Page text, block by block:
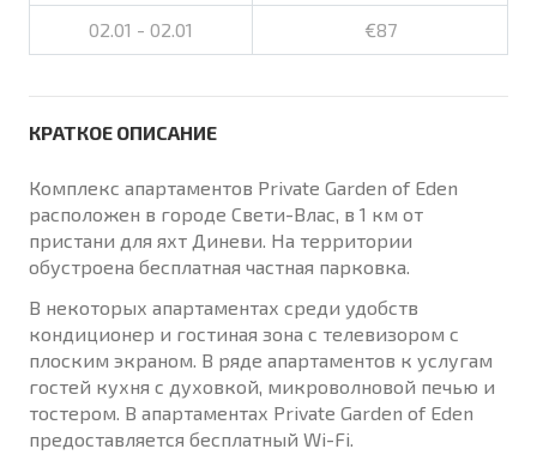
02.01 - 02.01 €87
КРАТКОЕ ОПИСАНИЕ
Комплекс апартаментов Private Garden of Eden
расположен в городе Свети-Влас, в 1 км от
пристани для яхт Диневи. На территории
обустроена бесплатная частная парковка.
В некоторых апартаментах среди удобств
кондиционер и гостиная зона с телевизором с
плоским экраном. В ряде апартаментов к услугам
гостей кухня с духовкой, микроволновой печью и
тостером. В апартаментах Private Garden of Eden
предоставляется бесплатный Wi-Fi.